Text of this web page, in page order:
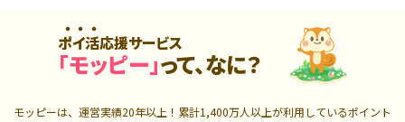
ポイ活応援サービス
「モッピー」って、なに？
モッピーは、運営実績20年以上！累計1,400万人以上が利用しているポイント